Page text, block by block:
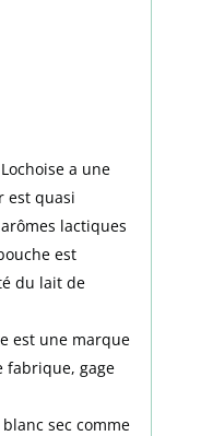
a une
est quasi
lactiques
est
du lait de
est une marque
fabrique, gage
sec comme